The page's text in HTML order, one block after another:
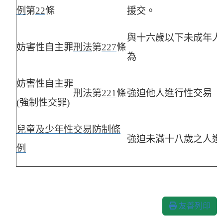
例 第22條
援交。
妨害性自主罪刑法第227條
與十六歲以下未成年
為
妨害性自主罪
(強制性交罪)
刑法第221條強迫他人進行性交易
兒童及少年性交易防制條
例
強迫未滿十八歲之人
友善列印